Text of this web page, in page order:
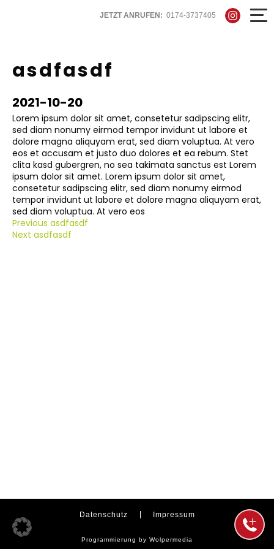
JETZT ANRUFEN: 0174-3737405
asdfasdf
2021-10-20
Lorem ipsum dolor sit amet, consetetur sadipscing elitr,
sed diam nonumy eirmod tempor invidunt ut labore et
dolore magna aliquyam erat, sed diam voluptua. At vero
eos et accusam et justo duo dolores et ea rebum. Stet
clita kasd gubergren, no sea takimata sanctus est Lorem
ipsum dolor sit amet. Lorem ipsum dolor sit amet,
consetetur sadipscing elitr, sed diam nonumy eirmod
tempor invidunt ut labore et dolore magna aliquyam erat,
sed diam voluptua. At vero eos
Previous asdfasdf
Next asdfasdf
Datenschutz Impressum
Programmierung by Wolpermedia